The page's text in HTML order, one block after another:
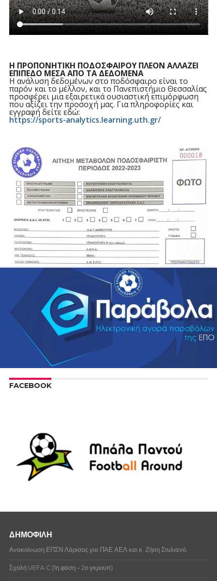
H ΠPOΠONHTIKH ΠΟΔΟΣΦΑΙΡΟΥ ΠΛEON AΛΛAZEI
EΠIΠEΔO MEΣA AΠO TA ΔEΔOMENA
H ανάλυση δεδομένων στο ποδόσφαιρο είναι το
παρόν και το μέλλον, και το Πανεπιστήμιο Θεσσαλίας
προσφέρει μια εξαιρετικά ουσιαστική επιμόρφωση
που αξίζει την προσοχή μας. Για πληροφορίες και
εγγραφή δείτε εδώ:
https://sports-analytics.learning.uth.gr/
FACEBOOK
ΔΗΜΟΦΙΛΗ
Ανακοίνωση ΕΠΣΝ Λάρισας για ΠΑΕ ΑΕΛ και κ. Ζήση Στυλιανό.
Σχολή UEFA C (1η φάση – 2ο γκρουπ)